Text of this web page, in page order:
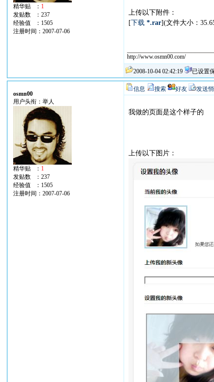
精华贴 ： 1
发贴数 ：237
经验值 ：1505
注册时间：2007-07-06
上传以下附件：
[下载 *.rar](文件大小：
http://www.osmn00.com/
2008-10-04 02:42:19 已设置
osmn00
用户头衔：举人
精华贴 ： 1
发贴数 ：237
经验值 ：1505
注册时间：2007-07-06
信息 搜索 好友 发送
我做的页面是这个样子的
上传以下图片：